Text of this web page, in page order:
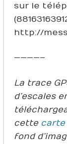
sur le
http://
————–
La trace
d’escales
cette carte
fond